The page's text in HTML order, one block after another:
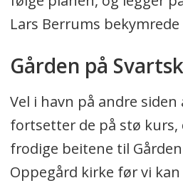
Lars Berrums
Gården på
Vel i havn på andre siden
fortsetter de på stø kurs,
frodige beitene til
Oppegård kirke før vi